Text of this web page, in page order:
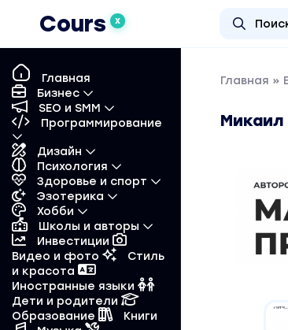
Cours X
Главная
Бизнес
SEO и SMM
Программирование
Дизайн
Психология
Здоровье и спорт
Эзотерика
Хобби
Школы и авторы
Инвестиции
Видео и фото
Стиль
и красота
Иностранные языки
Дети и родители
Образование
Книги
Главная »